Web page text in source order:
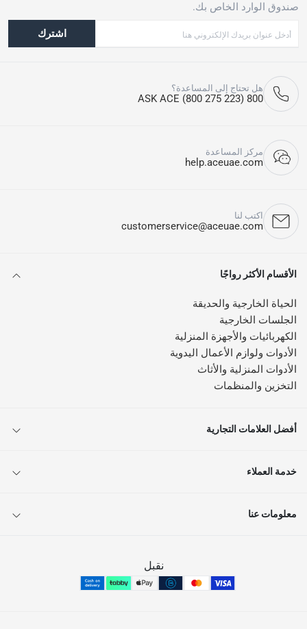
صندوق الوارد الخاص بك.
اشترك
هل تحتاج إلى المساعدة؟
800 ASK ACE (800 275 223)
مركز المساعدة
help.aceuae.com
اكتب لنا
customerservice@aceuae.com
الأقسام الأكثر رواجًا
الحياة الخارجية والحديقة
الجلسات الخارجية
الكهربائيات والأجهزة المنزلية
الأدوات ولوازم الأعمال اليدوية
الأدوات المنزلية والأثاث
التخزين والمنظمات
أفضل العلامات التجارية
خدمة العملاء
معلومات عنا
نقبل